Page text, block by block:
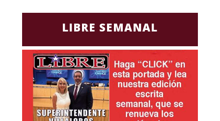
LIBRE SEMANAL